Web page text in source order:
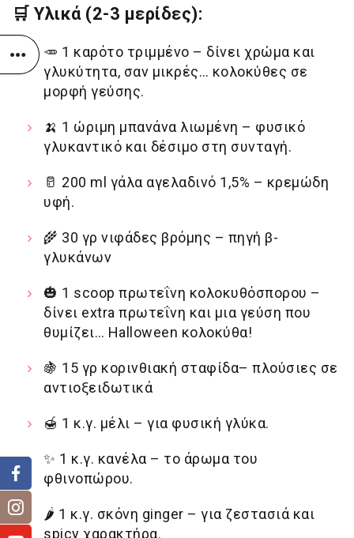
🛒 Υλικά (2-3 μερίδες):
🥕 1 καρότο τριμμένο – δίνει χρώμα και
γλυκύτητα, σαν μικρές… κολοκύθες σε
μορφή γεύσης.
🍌 1 ώριμη μπανάνα λιωμένη – φυσικό
γλυκαντικό και δέσιμο στη συνταγή.
🥛 200 ml γάλα αγελαδινό 1,5% – κρεμώδη
υφή.
🌾 30 γρ νιφάδες βρόμης – πηγή β-
γλυκάνων
🎃 1 scoop πρωτεΐνη κολοκυθόσπορου –
δίνει extra πρωτεΐνη και μια γεύση που
θυμίζει… Halloween κολοκύθα!
🍇 15 γρ κορινθιακή σταφίδα– πλούσιες σε
αντιοξειδωτικά
🍯 1 κ.γ. μέλι – για φυσική γλύκα.
✨ 1 κ.γ. κανέλα – το άρωμα του
φθινοπώρου.
🌶 1 κ.γ. σκόνη ginger – για ζεστασιά και
spicy χαρακτήρα.